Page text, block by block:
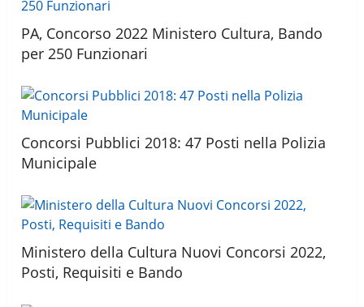
PA, Concorso 2022 Ministero Cultura, Bando
per 250 Funzionari
Concorsi Pubblici 2018: 47 Posti nella Polizia
Municipale
Ministero della Cultura Nuovi Concorsi 2022,
Posti, Requisiti e Bando